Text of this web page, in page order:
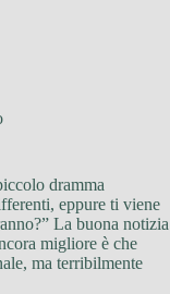
dramma
eppure ti viene
La buona notizia
migliore è che
ma terribilmente